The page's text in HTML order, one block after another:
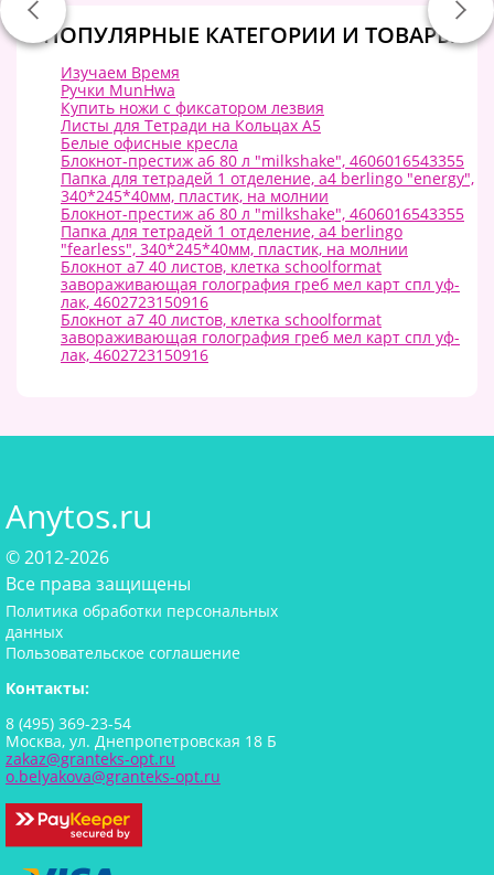
ПОПУЛЯРНЫЕ КАТЕГОРИИ И ТОВАРЫ:
Изучаем Время
Ручки MunHwa
Купить ножи с фиксатором лезвия
Листы для Тетради на Кольцах А5
Белые офисные кресла
Блокнот-престиж а6 80 л "milkshake", 4606016543355
Папка для тетрадей 1 отделение, а4 berlingo "energy",
340*245*40мм, пластик, на молнии
Блокнот-престиж а6 80 л "milkshake", 4606016543355
Папка для тетрадей 1 отделение, а4 berlingo
"fearless", 340*245*40мм, пластик, на молнии
Блокнот а7 40 листов, клетка schoolformat
завораживающая голография греб мел карт спл уф-
лак, 4602723150916
Блокнот а7 40 листов, клетка schoolformat
завораживающая голография греб мел карт спл уф-
лак, 4602723150916
Anytos.ru
© 2012-2026
Все права защищены
Политика обработки персональных
данных
Пользовательское соглашение
Контакты:
8 (495) 369-23-54
Москва, ул. Днепропетровская 18 Б
zakaz@granteks-opt.ru
o.belyakova@granteks-opt.ru